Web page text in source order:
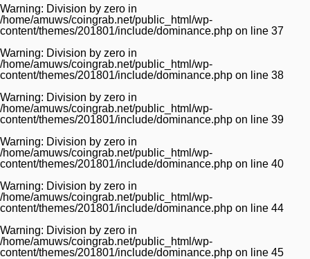
Warning: Division by zero in
/home/amuws/coingrab.net/public_html/wp-
content/themes/201801/include/dominance.php on line 37
Warning: Division by zero in
/home/amuws/coingrab.net/public_html/wp-
content/themes/201801/include/dominance.php on line 38
Warning: Division by zero in
/home/amuws/coingrab.net/public_html/wp-
content/themes/201801/include/dominance.php on line 39
Warning: Division by zero in
/home/amuws/coingrab.net/public_html/wp-
content/themes/201801/include/dominance.php on line 40
Warning: Division by zero in
/home/amuws/coingrab.net/public_html/wp-
content/themes/201801/include/dominance.php on line 44
Warning: Division by zero in
/home/amuws/coingrab.net/public_html/wp-
content/themes/201801/include/dominance.php on line 45